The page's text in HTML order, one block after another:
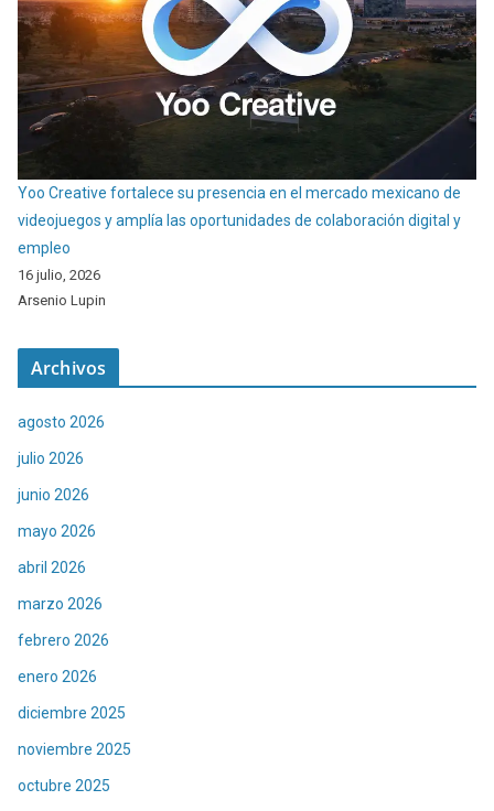
Yoo Creative fortalece su presencia en el mercado mexicano de
videojuegos y amplía las oportunidades de colaboración digital y
empleo
16 julio, 2026
Arsenio Lupin
Archivos
agosto 2026
julio 2026
junio 2026
mayo 2026
abril 2026
marzo 2026
febrero 2026
enero 2026
diciembre 2025
noviembre 2025
octubre 2025